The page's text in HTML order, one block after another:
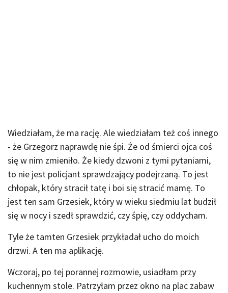
Wiedziałam, że ma rację. Ale wiedziałam też coś innego
- że Grzegorz naprawdę nie śpi. Że od śmierci ojca coś
się w nim zmieniło. Że kiedy dzwoni z tymi pytaniami,
to nie jest policjant sprawdzający podejrzaną. To jest
chłopak, który stracił tatę i boi się stracić mamę. To
jest ten sam Grzesiek, który w wieku siedmiu lat budził
się w nocy i szedł sprawdzić, czy śpię, czy oddycham.
Tyle że tamten Grzesiek przykładał ucho do moich
drzwi. A ten ma aplikację.
Wczoraj, po tej porannej rozmowie, usiadłam przy
kuchennym stole. Patrzyłam przez okno na plac zabaw